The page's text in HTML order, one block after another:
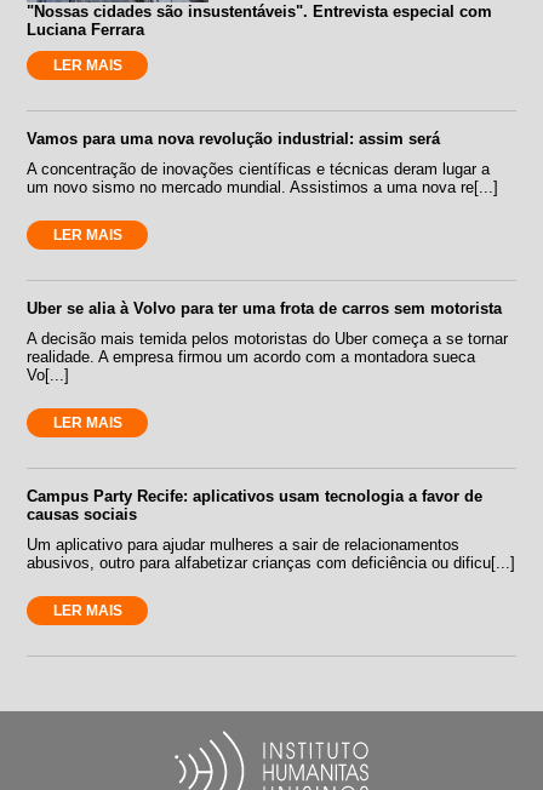
"Nossas cidades são insustentáveis". Entrevista especial com
Luciana Ferrara
LER MAIS
Vamos para uma nova revolução industrial: assim será
A concentração de inovações científicas e técnicas deram lugar a
um novo sismo no mercado mundial. Assistimos a uma nova re[...]
LER MAIS
Uber se alia à Volvo para ter uma frota de carros sem motorista
A decisão mais temida pelos motoristas do Uber começa a se tornar
realidade. A empresa firmou um acordo com a montadora sueca
Vo[...]
LER MAIS
Campus Party Recife: aplicativos usam tecnologia a favor de
causas sociais
Um aplicativo para ajudar mulheres a sair de relacionamentos
abusivos, outro para alfabetizar crianças com deficiência ou dificu[...]
LER MAIS